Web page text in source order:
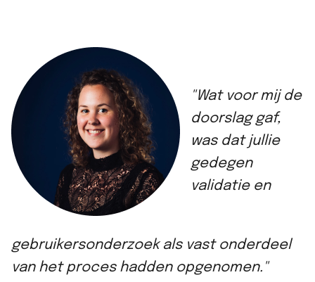
"Wat voor mij de
doorslag gaf,
was dat jullie
gedegen
validatie en
gebruikersonderzoek als vast onderdeel
van het proces hadden opgenomen."